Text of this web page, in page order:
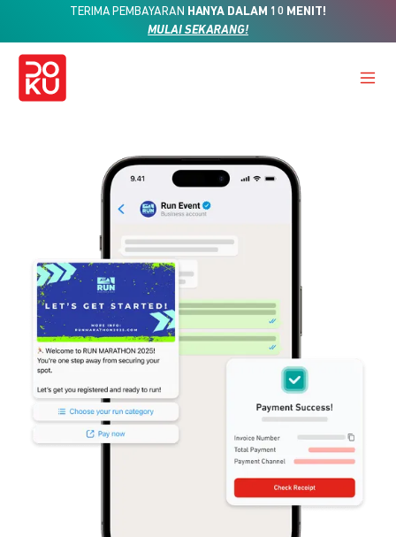
TERIMA PEMBAYARAN HANYA DALAM 10 MENIT!
MULAI SEKARANG!